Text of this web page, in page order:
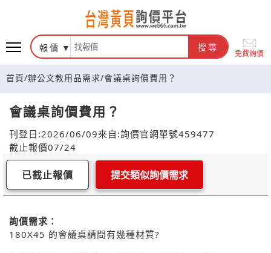
報價 搜尋
免費詢價
首頁/辦公文教用品需求/會議桌詢價費用？
會議桌詢價費用？
刊登日:2026/06/09來自:詢價官網單號459477
截止報價07/24
已截止報價 提交類似詢價需求
詢價需求：
180X45 的會議桌請問有幾種材質?